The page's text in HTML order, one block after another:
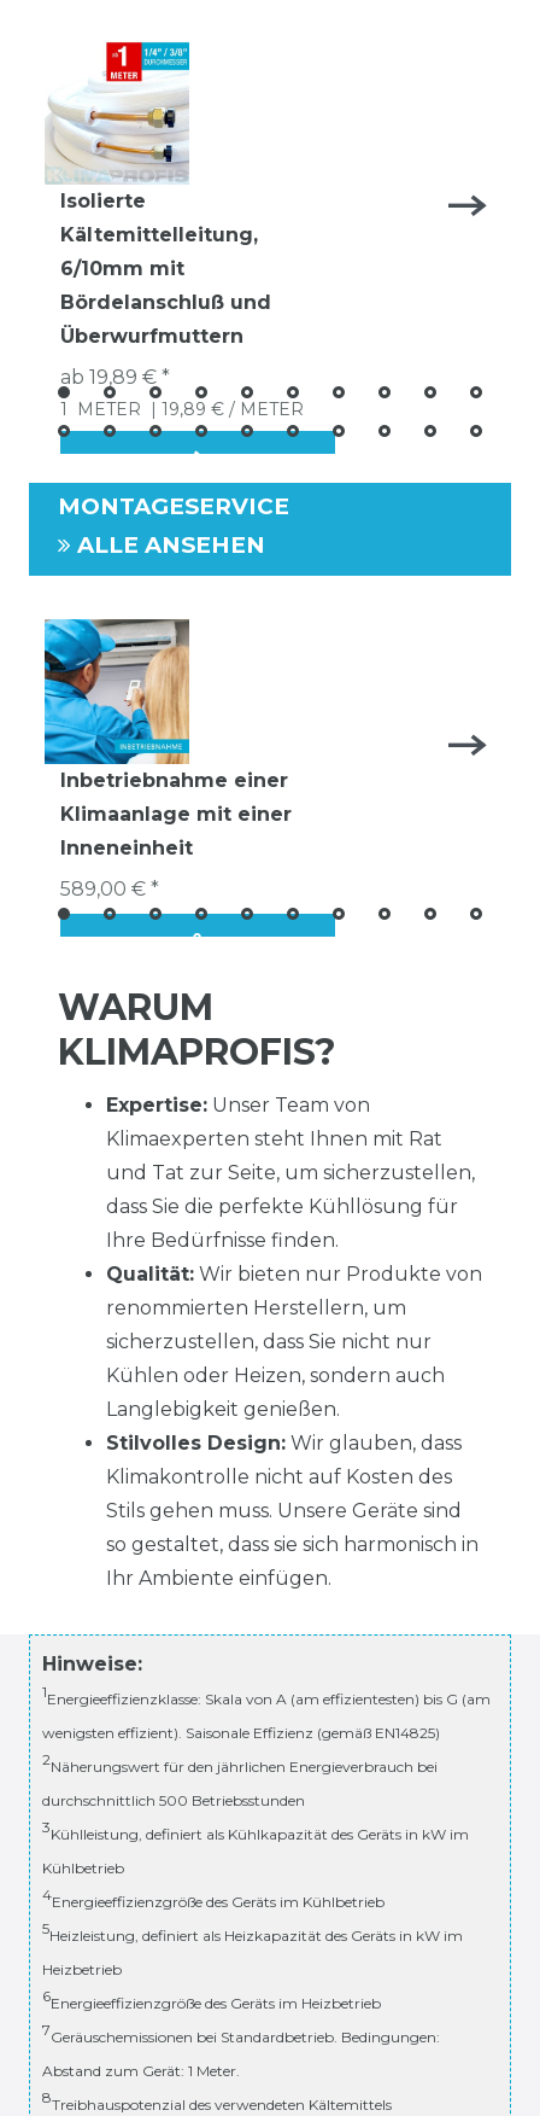
Isolierte
Kältemittelleitung,
6/10mm mit
Bördelanschluß und
Überwurfmuttern
ab 19,89 € *
1 METER | 19,89 € / METER
MONTAGESERVICE
ALLE ANSEHEN
Inbetriebnahme einer
Klimaanlage mit einer
Inneneinheit
589,00 € *
WARUM
KLIMAPROFIS?
Expertise: Unser Team von
Klimaexperten steht Ihnen mit Rat
und Tat zur Seite, um sicherzustellen,
dass Sie die perfekte Kühllösung für
Ihre Bedürfnisse finden.
Qualität: Wir bieten nur Produkte von
renommierten Herstellern, um
sicherzustellen, dass Sie nicht nur
Kühlen oder Heizen, sondern auch
Langlebigkeit genießen.
Stilvolles Design: Wir glauben, dass
Klimakontrolle nicht auf Kosten des
Stils gehen muss. Unsere Geräte sind
so gestaltet, dass sie sich harmonisch in
Ihr Ambiente einfügen.
Hinweise:
1Energieeffizienzklasse: Skala von A (am effizientesten) bis G (am
wenigsten effizient). Saisonale Effizienz (gemäß EN14825)
2Näherungswert für den jährlichen Energieverbrauch bei
durchschnittlich 500 Betriebsstunden
3Kühlleistung, definiert als Kühlkapazität des Geräts in kW im
Kühlbetrieb
4Energieeffizienzgröße des Geräts im Kühlbetrieb
5Heizleistung, definiert als Heizkapazität des Geräts in kW im
Heizbetrieb
6Energieeffizienzgröße des Geräts im Heizbetrieb
7Geräuschemissionen bei Standardbetrieb. Bedingungen:
Abstand zum Gerät: 1 Meter.
8Treibhauspotenzial des verwendeten Kältemittels